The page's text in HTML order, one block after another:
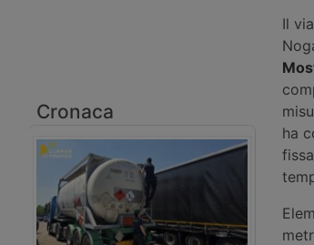
Cronaca
Il
ha